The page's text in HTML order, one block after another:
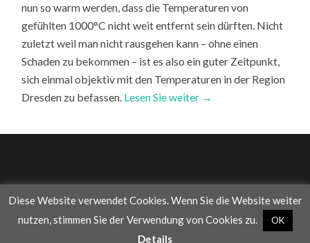
nun so warm werden, dass die Temperaturen von
gefühlten 1000°C nicht weit entfernt sein dürften. Nicht
zuletzt weil man nicht rausgehen kann – ohne einen
Schaden zu bekommen – ist es also ein guter Zeitpunkt,
sich einmal objektiv mit den Temperaturen in der Region
Dresden zu befassen. Lesen Sie weiter →
© 2026WAS DIE WELT IM INNERSTEN ZUSAMMENHÄLT —
Diese Website verwendet Cookies. Wenn Sie die Website weiter
nutzen, stimmen Sie der Verwendung von Cookies zu.
OK
Details